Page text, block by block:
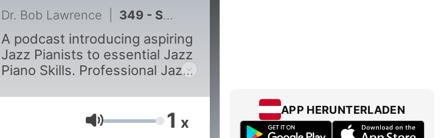
Dr. Bob Lawrence 349 - Satin Doll, Harmonic Analysis
A podcast introducing aspiring
Jazz Pianists to essential Jazz
Piano Skills. Professional Jazz
Lawrence, President The
Dallas School of Music
Lautstärke 1 x
APP HERUNTERLADEN